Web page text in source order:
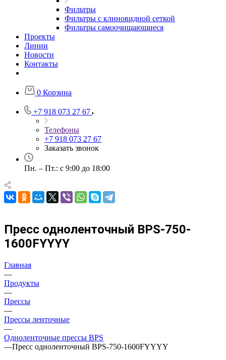
Фильтры
Фильтры с клиновидной сеткой
Фильтры самоочищающиеся
Проекты
Линии
Новости
Контакты
0 Корзина
+7 918 073 27 67
Телефоны
+7 918 073 27 67
Заказать звонок
Пн. – Пт.: с 9:00 до 18:00
Пресс одноленточный BPS-750-
1600FYYYY
Главная
—
Продукты
—
Прессы
—
Прессы ленточные
—
Одноленточные прессы BPS
—Пресс одноленточный BPS-750-1600FYYYY